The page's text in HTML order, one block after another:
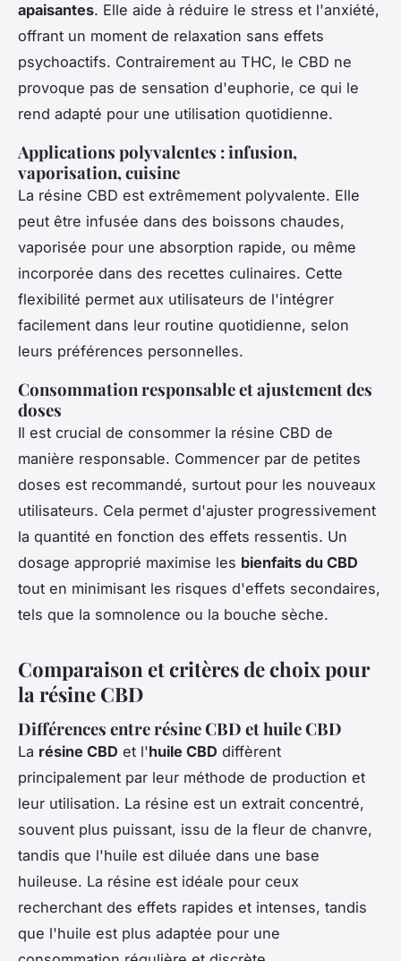
apaisantes. Elle aide à réduire le stress et l'anxiété,
offrant un moment de relaxation sans effets
psychoactifs. Contrairement au THC, le CBD ne
provoque pas de sensation d'euphorie, ce qui le
rend adapté pour une utilisation quotidienne.
Applications polyvalentes : infusion,
vaporisation, cuisine
La résine CBD est extrêmement polyvalente. Elle
peut être infusée dans des boissons chaudes,
vaporisée pour une absorption rapide, ou même
incorporée dans des recettes culinaires. Cette
flexibilité permet aux utilisateurs de l'intégrer
facilement dans leur routine quotidienne, selon
leurs préférences personnelles.
Consommation responsable et ajustement des
doses
Il est crucial de consommer la résine CBD de
manière responsable. Commencer par de petites
doses est recommandé, surtout pour les nouveaux
utilisateurs. Cela permet d'ajuster progressivement
la quantité en fonction des effets ressentis. Un
dosage approprié maximise les bienfaits du CBD
tout en minimisant les risques d'effets secondaires,
tels que la somnolence ou la bouche sèche.
Comparaison et critères de choix pour
la résine CBD
Différences entre résine CBD et huile CBD
La résine CBD et l'huile CBD diffèrent
principalement par leur méthode de production et
leur utilisation. La résine est un extrait concentré,
souvent plus puissant, issu de la fleur de chanvre,
tandis que l'huile est diluée dans une base
huileuse. La résine est idéale pour ceux
recherchant des effets rapides et intenses, tandis
que l'huile est plus adaptée pour une